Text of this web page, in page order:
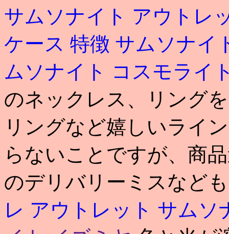
サムソナイト アウトレ
ケース 特徴 サムソナイ
ムソナイト コスモライ
のネックレス、リング
リングなど嬉しいライ
らないことですが、商
のデリバリーミスなど
レ アウトレット サム